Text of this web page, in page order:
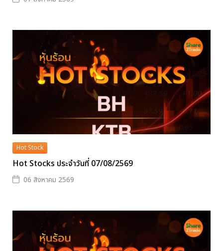
Hot Stock
Hot Stocks ประจำวันที่ 07/08/2569
06 สิงหาคม 2569